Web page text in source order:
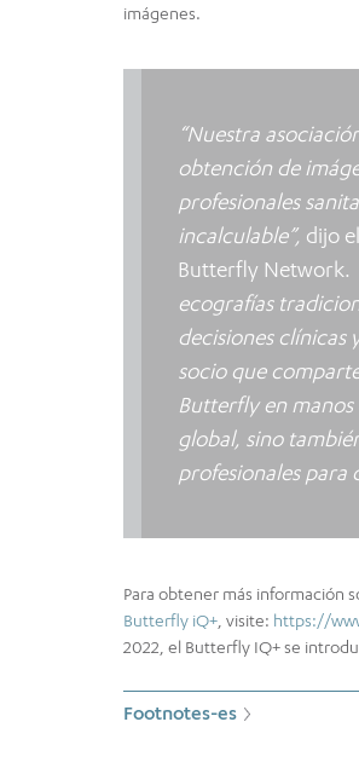
imágenes.
“Nuestra
obtención de
profesionales
incalculable”, dijo el
Butterfly Network.
ecografías
decisiones clínicas
socio que
Butterfly en
global, sino
profesionales para
Para obtener más información
Butterfly iQ+ , visite: https://
2022, el Butterfly IQ+ se
Footnotes-es